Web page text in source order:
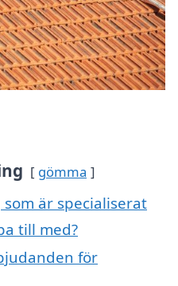
gömma
är specialiserat
till med?
för